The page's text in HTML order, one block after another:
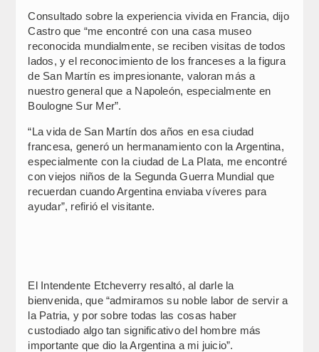
Consultado sobre la experiencia vivida en Francia, dijo
Castro que “me encontré con una casa museo
reconocida mundialmente, se reciben visitas de todos
lados, y el reconocimiento de los franceses a la figura
de San Martín es impresionante, valoran más a
nuestro general que a Napoleón, especialmente en
Boulogne Sur Mer”.
“La vida de San Martín dos años en esa ciudad
francesa, generó un hermanamiento con la Argentina,
especialmente con la ciudad de La Plata, me encontré
con viejos niños de la Segunda Guerra Mundial que
recuerdan cuando Argentina enviaba víveres para
ayudar”, refirió el visitante.
El Intendente Etcheverry resaltó, al darle la
bienvenida, que “admiramos su noble labor de servir a
la Patria, y por sobre todas las cosas haber
custodiado algo tan significativo del hombre más
importante que dio la Argentina a mi juicio”.